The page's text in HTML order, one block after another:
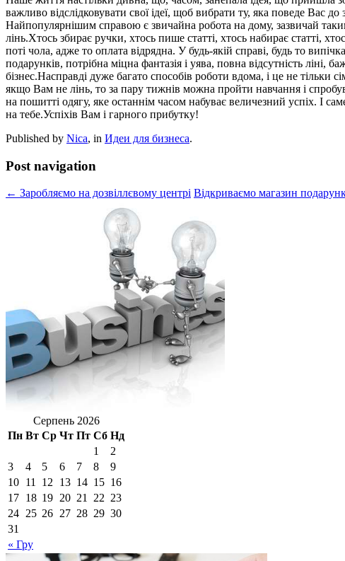
важливо відслідковувати свої ідеї, щоб вибрати ту, яка поведе Вас
Найпопулярнішим справою є звичайна робота на дому, зазвичай
лінь.Хтось збирає ручки, хтось пише статті, хтось набирає статті,
поті чола, адже то оплата відрядна. У будь-якій справі, будь то
подарунків, потрібна міцна фантазія і уява, повна відсутність
бізнес.Насправді дуже багато способів роботи вдома, і це не тільки
якщо Вам не лінь, то за пару тижнів можна пройти навчання і
на пошитті одягу, яке останнім часом набуває величезний успіх. І
на тебе.Успіхів Вам і гарного прибутку!
Published by Nica, in Идеи для бизнеса.
Post navigation
← Заробляємо на дозвіллєвому центрі Відкриваємо магазин
Серпень 2026
Пн Вт Ср Чт Пт Сб Нд
« Гру
1
2
3
4 5 6 7 8
9
10 11 12 13 14 15 16
17 18 19 20 21 22 23
24 25 26 27 28 29 30
31